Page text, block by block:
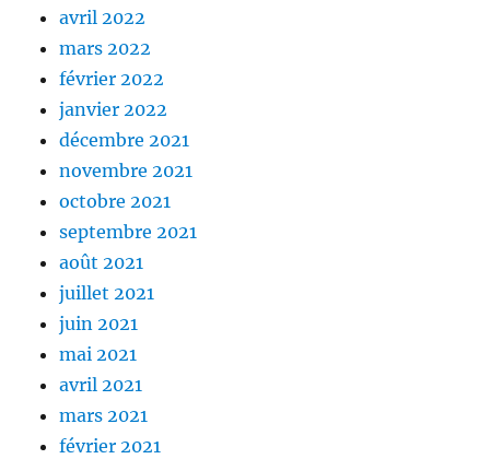
avril 2022
mars 2022
février 2022
janvier 2022
décembre 2021
novembre 2021
octobre 2021
septembre 2021
août 2021
juillet 2021
juin 2021
mai 2021
avril 2021
mars 2021
février 2021